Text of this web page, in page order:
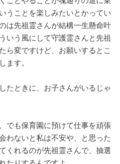
うことを楽しみたいとかってい
は先祖霊さんが結構一生懸命叶
いう風にして守護霊さんと先祖
ら変ですけど、お願いするとこ
ます。
たときに、お子さんがいるじゃ
でも保育園に預けて仕事を頑張
わないと私は不安や、と思った
くれるのが先祖霊さんで、抽選